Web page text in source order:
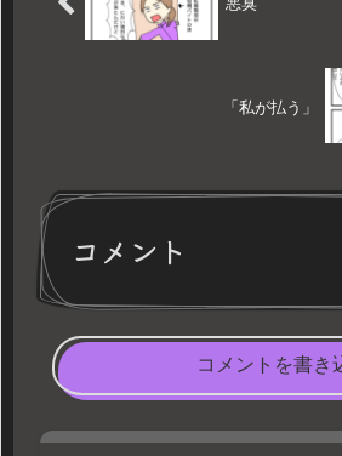
「私が払う」
コメント
コメントを書き